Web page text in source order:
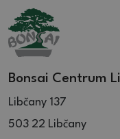
Bonsai Centrum
Libčany 137
503 22 Libčany